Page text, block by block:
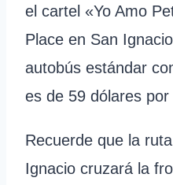
el cartel «Yo Amo
Place en San
autobús estándar
es de 59 dólares por
Recuerde que la
Ignacio cruzará la